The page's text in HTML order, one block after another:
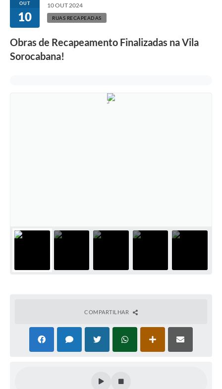
OUT
10
10 OUT 2024
RUAS RECAPEADAS
Obras de Recapeamento Finalizadas na Vila
Sorocabana!
COMPARTILHAR